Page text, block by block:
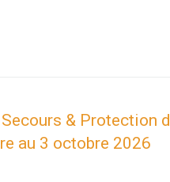
& Protection
au 3 octobre 2026